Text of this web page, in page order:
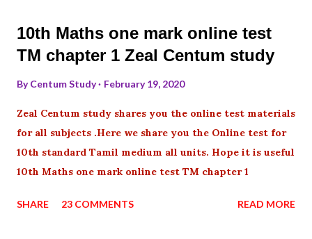
10th Maths one mark online test
TM chapter 1 Zeal Centum study
ByCentum Study February 19, 2020
Zeal Centum study shares you the online test materials
for all subjects .Here we share you the Online test for
10th standard Tamil medium all units. Hope it is useful
10th Maths one mark online test TM chapter 1
SHARE 23 COMMENTS READ MORE